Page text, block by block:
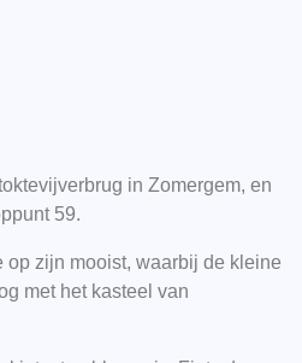
in Zomergem, en
59.
zijn mooist, waarbij de kleine
met het kasteel van